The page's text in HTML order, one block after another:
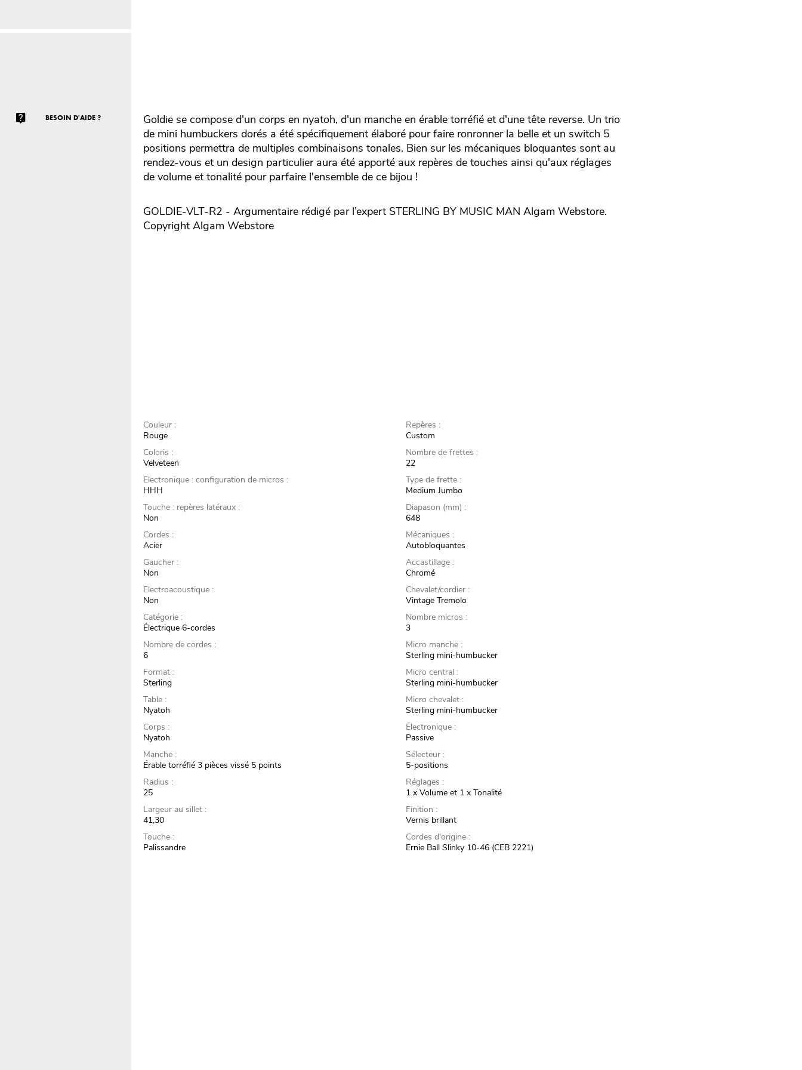
BESOIN D'AIDE ?
Goldie se compose d'un corps en nyatoh, d'un manche en érable torréfié et d'une tête reverse. Un trio
de mini humbuckers dorés a été spécifiquement élaboré pour faire ronronner la belle et un switch 5
positions permettra de multiples combinaisons tonales. Bien sur les mécaniques bloquantes sont au
rendez-vous et un design particulier aura été apporté aux repères de touches ainsi qu'aux réglages
de volume et tonalité pour parfaire l'ensemble de ce bijou !
GOLDIE-VLT-R2 - Argumentaire rédigé par l’expert STERLING BY MUSIC MAN Algam Webstore.
Copyright Algam Webstore
Couleur :
Rouge
Coloris :
Velveteen
Electronique : configuration de micros :
HHH
Touche : repères latéraux :
Non
Cordes :
Acier
Gaucher :
Non
Electroacoustique :
Non
Catégorie :
Électrique 6-cordes
Nombre de cordes :
6
Format :
Sterling
Table :
Nyatoh
Corps :
Nyatoh
Manche :
Érable torréfié 3 pièces vissé 5 points
Radius :
25
Largeur au sillet :
41,30
Touche :
Palissandre
Repères :
Custom
Nombre de frettes :
22
Type de frette :
Medium Jumbo
Diapason (mm) :
648
Mécaniques :
Autobloquantes
Accastillage :
Chromé
Chevalet/cordier :
Vintage Tremolo
Nombre micros :
3
Micro manche :
Sterling mini-humbucker
Micro central :
Sterling mini-humbucker
Micro chevalet :
Sterling mini-humbucker
Électronique :
Passive
Sélecteur :
5-positions
Réglages :
1 x Volume et 1 x Tonalité
Finition :
Vernis brillant
Cordes d'origine :
Ernie Ball Slinky 10-46 (CEB 2221)